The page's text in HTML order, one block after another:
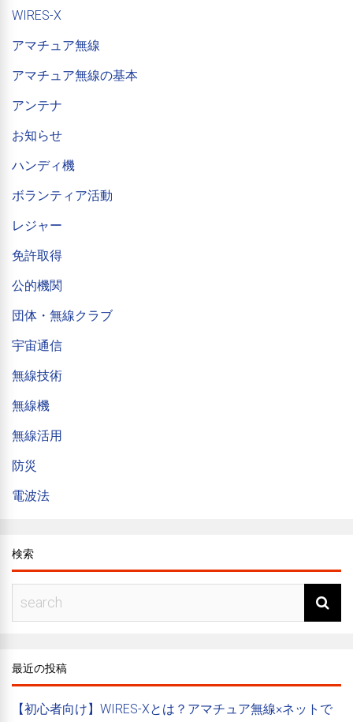
WIRES-X
アマチュア無線
アマチュア無線の基本
アンテナ
お知らせ
ハンディ機
ボランティア活動
レジャー
免許取得
公的機関
団体・無線クラブ
宇宙通信
無線技術
無線機
無線活用
防災
電波法
検索
最近の投稿
【初心者向け】WIRES-Xとは？アマチュア無線×ネットで